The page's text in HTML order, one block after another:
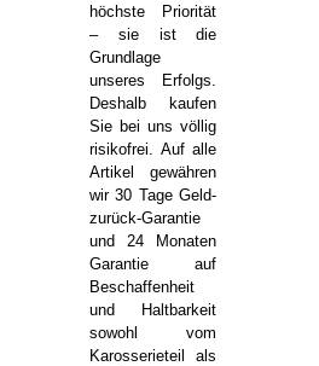
höchste Priorität
– sie ist die
Grundlage
unseres Erfolgs.
Deshalb kaufen
Sie bei uns völlig
risikofrei. Auf alle
Artikel gewähren
wir 30 Tage Geld-
zurück-Garantie
und 24 Monaten
Garantie auf
Beschaffenheit
und Haltbarkeit
sowohl vom
Karosserieteil als